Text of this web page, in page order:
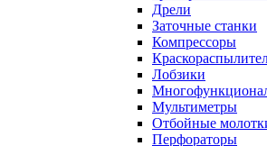
Дрели
Заточные станки
Компрессоры
Лобзики
Мультиметры
Отбойные
Перфораторы